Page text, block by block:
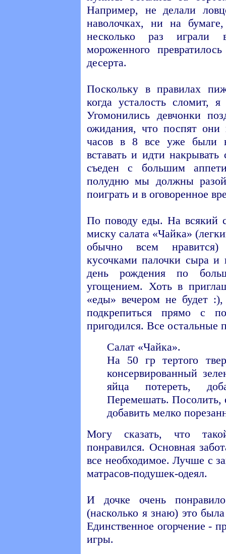
Например, не делали
наволочках, ни на
несколько раз
мороженного
десерта.
Поскольку в правилах
когда усталость сломит,
Угомонились девчонки
ожидания, что поспят они
часов в 8 все уже были
вставать и идти накрывать
съеден с большим
полудню мы должны
поиграть и в оговоренное
По поводу еды. На всякий
миску салата «Чайка»
обычно всем
кусочками палочки сыра
день рождения по
угощением. Хоть в
«еды» вечером не будет
подкрепиться прямо с
пригодился. Все остальные
Салат «Чайка».
На 50 гр тертого
консервированный
яйца потереть,
Перемешать. Посолить,
добавить мелко
Могу сказать, что
понравился. Основная
все необходимое. Лучше с
матрасов-подушек-одеял.
И дочке очень
(насколько я знаю) это
Единственное огорчение -
игры.